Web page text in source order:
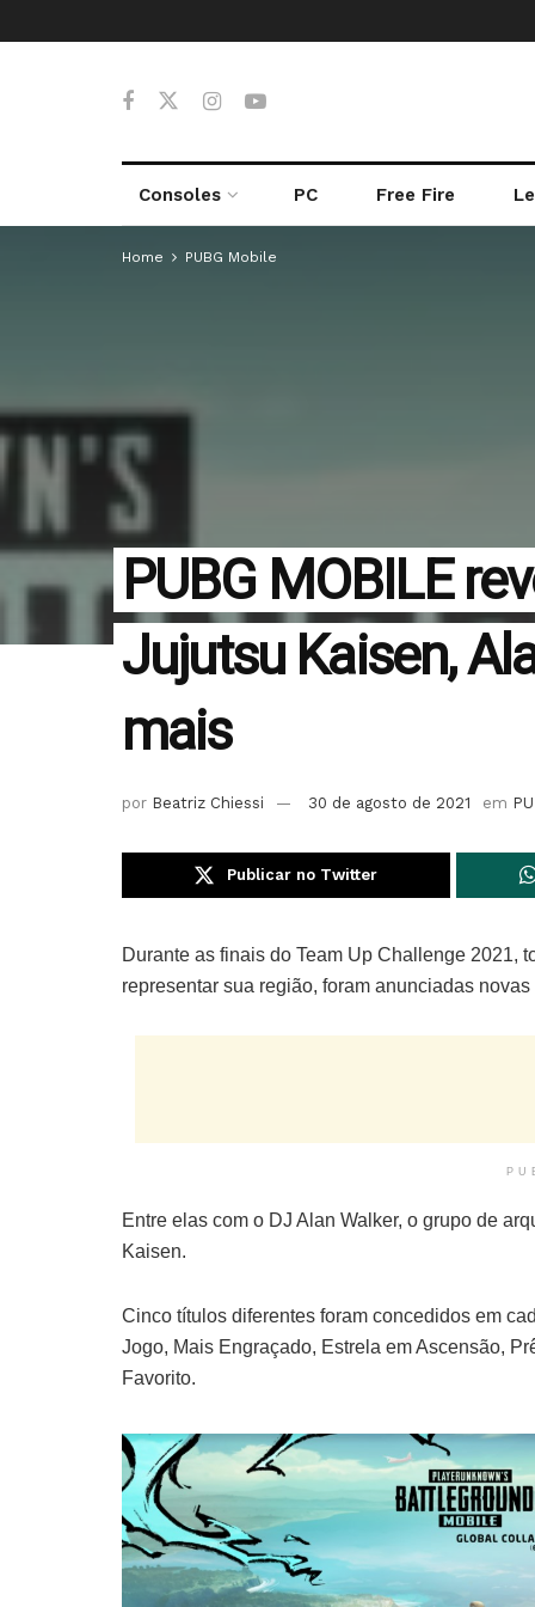
Consoles PC Free Fire
Home PUBG Mobile
PUBG MOBILE
Jujutsu Kaisen,
mais
por Beatriz Chiessi 30 de agosto de 2021 em
Publicar no Twitter
Durante as finais do Team Up Challenge 2021,
representar sua região, foram anunciadas
Entre elas com o DJ Alan Walker, o grupo de
Kaisen.
Cinco títulos diferentes foram concedidos em
Jogo, Mais Engraçado, Estrela em Ascensão,
Favorito.